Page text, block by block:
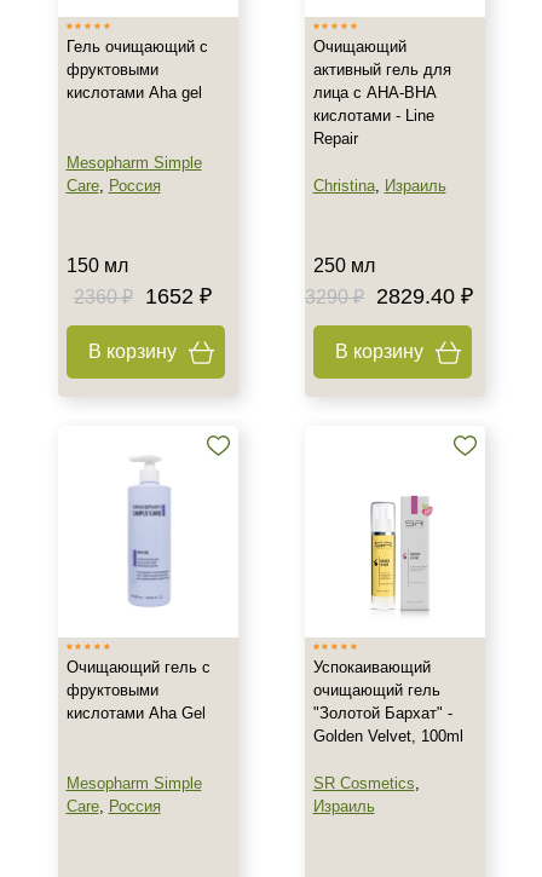
Показать еще
Область применения
Лицо
Объём
100 мл
150 мл
Показать еще
AHA-кислоты
Аминокислоты
Время применения
Ежедневный
Пилинг
Гель очищающий с
фруктовыми
кислотами Aha gel
Mesopharm Simple
Care, Россия
150 мл
2360 ₽
1652 ₽
В корзину
Очищающий
активный гель для
лица с AHA-BHA
кислотами - Line
Repair
Christina, Израиль
250 мл
3290 ₽
2829.40 ₽
В корзину
Очищающий гель с
фруктовыми
кислотами Aha Gel
Mesopharm Simple
Care, Россия
Успокаивающий
очищающий гель
"Золотой Бархат" -
Golden Velvet, 100ml
SR Cosmetics,
Израиль